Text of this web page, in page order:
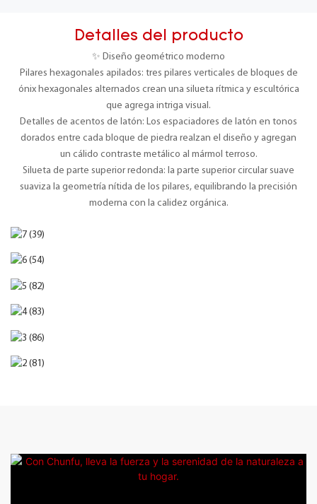
Detalles del producto
✨ Diseño geométrico moderno
Pilares hexagonales apilados: tres pilares verticales de bloques de
ónix hexagonales alternados crean una silueta rítmica y escultórica
que agrega intriga visual.
Detalles de acentos de latón: Los espaciadores de latón en tonos
dorados entre cada bloque de piedra realzan el diseño y agregan
un cálido contraste metálico al mármol terroso.
Silueta de parte superior redonda: la parte superior circular suave
suaviza la geometría nítida de los pilares, equilibrando la precisión
moderna con la calidez orgánica.